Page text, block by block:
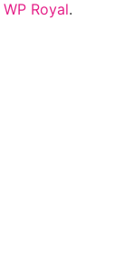
WP Royal.